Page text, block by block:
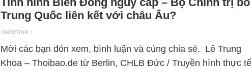
Trung Quốc liên kết với châu Âu?
10/08/2019 |
Mời các bạn đón xem, bình luận và cùng chia sẻ. Lê Trung
Khoa – Thoibao.de từ Berlin, CHLB Đức / Truyền hình thực tế